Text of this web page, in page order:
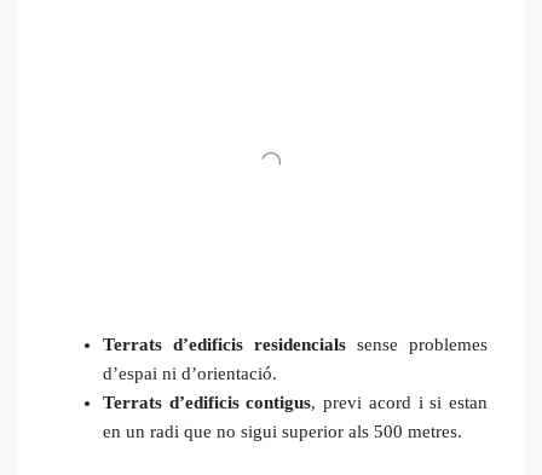
Terrats d’edificis residencials sense problemes
d’espai ni d’orientació.
Terrats d’edificis contigus, previ acord i si estan
en un radi que no sigui superior als 500 metres.